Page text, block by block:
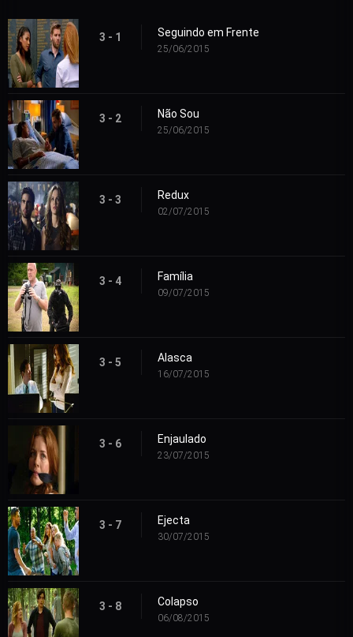
3 - 1 Seguindo em Frente
25/06/2015
3 - 2 Não Sou
25/06/2015
3 - 3 Redux
02/07/2015
3 - 4 Família
09/07/2015
3 - 5 Alasca
16/07/2015
3 - 6 Enjaulado
23/07/2015
3 - 7 Ejecta
30/07/2015
3 - 8 Colapso
06/08/2015